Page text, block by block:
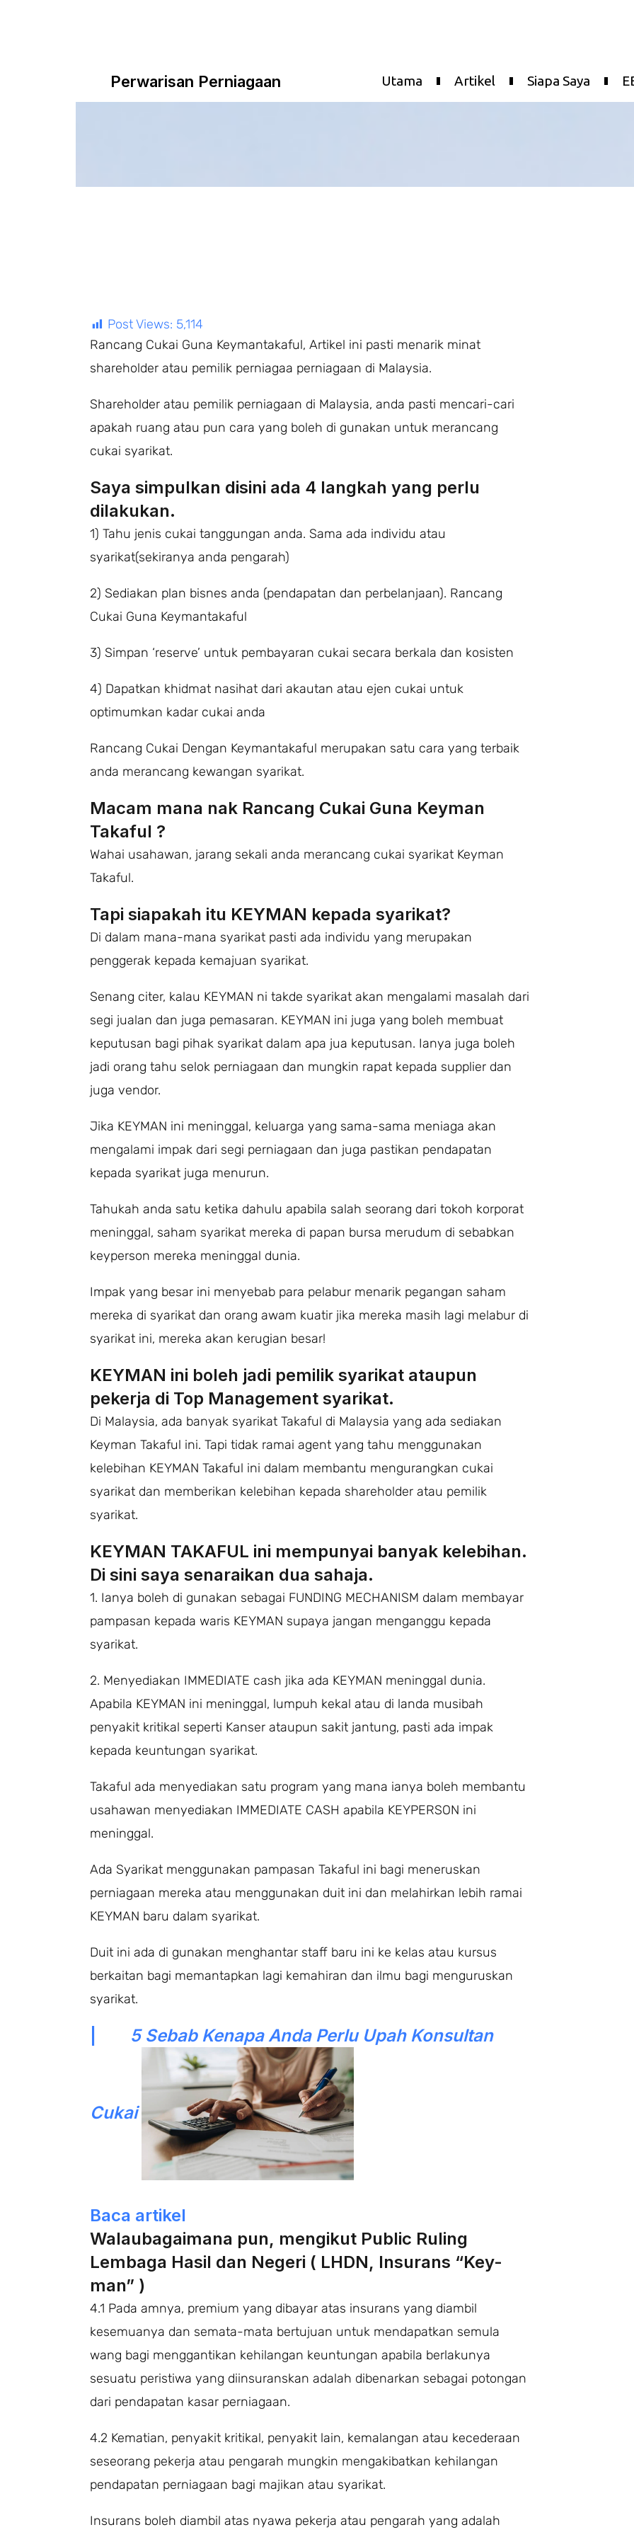
Perwarisan Perniagaan Utama Artikel Siapa Saya
Post Views: 5,114
Rancang Cukai Guna Keymantakaful, Artikel ini pasti menarik minat
shareholder atau pemilik perniagaa perniagaan di Malaysia.
Shareholder atau pemilik perniagaan di Malaysia, anda pasti mencari-cari
apakah ruang atau pun cara yang boleh di gunakan untuk merancang
cukai syarikat.
Saya simpulkan disini ada 4 langkah yang perlu
dilakukan.
1) Tahu jenis cukai tanggungan anda. Sama ada individu atau
syarikat(sekiranya anda pengarah)
2) Sediakan plan bisnes anda (pendapatan dan perbelanjaan). Rancang
Cukai Guna Keymantakaful
3) Simpan ‘reserve’ untuk pembayaran cukai secara berkala dan kosisten
4) Dapatkan khidmat nasihat dari akautan atau ejen cukai untuk
optimumkan kadar cukai anda
Rancang Cukai Dengan Keymantakaful merupakan satu cara yang terbaik
anda merancang kewangan syarikat.
Macam mana nak Rancang Cukai Guna Keyman
Takaful ?
Wahai usahawan, jarang sekali anda merancang cukai syarikat Keyman
Takaful.
Tapi siapakah itu KEYMAN kepada syarikat?
Di dalam mana-mana syarikat pasti ada individu yang merupakan
penggerak kepada kemajuan syarikat.
Senang citer, kalau KEYMAN ni takde syarikat akan mengalami masalah dari
segi jualan dan juga pemasaran. KEYMAN ini juga yang boleh membuat
keputusan bagi pihak syarikat dalam apa jua keputusan. Ianya juga boleh
jadi orang tahu selok perniagaan dan mungkin rapat kepada supplier dan
juga vendor.
Jika KEYMAN ini meninggal, keluarga yang sama-sama meniaga akan
mengalami impak dari segi perniagaan dan juga pastikan pendapatan
kepada syarikat juga menurun.
Tahukah anda satu ketika dahulu apabila salah seorang dari tokoh korporat
meninggal, saham syarikat mereka di papan bursa merudum di sebabkan
keyperson mereka meninggal dunia.
Impak yang besar ini menyebab para pelabur menarik pegangan saham
mereka di syarikat dan orang awam kuatir jika mereka masih lagi melabur di
syarikat ini, mereka akan kerugian besar!
KEYMAN ini boleh jadi pemilik syarikat ataupun
pekerja di Top Management syarikat.
Di Malaysia, ada banyak syarikat Takaful di Malaysia yang ada sediakan
Keyman Takaful ini. Tapi tidak ramai agent yang tahu menggunakan
kelebihan KEYMAN Takaful ini dalam membantu mengurangkan cukai
syarikat dan memberikan kelebihan kepada shareholder atau pemilik
syarikat.
KEYMAN TAKAFUL ini mempunyai banyak kelebihan.
Di sini saya senaraikan dua sahaja.
1. Ianya boleh di gunakan sebagai FUNDING MECHANISM dalam membayar
pampasan kepada waris KEYMAN supaya jangan menganggu kepada
syarikat.
2. Menyediakan IMMEDIATE cash jika ada KEYMAN meninggal dunia.
Apabila KEYMAN ini meninggal, lumpuh kekal atau di landa musibah
penyakit kritikal seperti Kanser ataupun sakit jantung, pasti ada impak
kepada keuntungan syarikat.
Takaful ada menyediakan satu program yang mana ianya boleh membantu
usahawan menyediakan IMMEDIATE CASH apabila KEYPERSON ini
meninggal.
Ada Syarikat menggunakan pampasan Takaful ini bagi meneruskan
perniagaan mereka atau menggunakan duit ini dan melahirkan lebih ramai
KEYMAN baru dalam syarikat.
Duit ini ada di gunakan menghantar staff baru ini ke kelas atau kursus
berkaitan bagi memantapkan lagi kemahiran dan ilmu bagi menguruskan
syarikat.
5 Sebab Kenapa Anda Perlu Upah Konsultan
Cukai
Baca artikel
Walaubagaimana pun, mengikut Public Ruling
Lembaga Hasil dan Negeri ( LHDN, Insurans “Key-
man” )
4.1 Pada amnya, premium yang dibayar atas insurans yang diambil
kesemuanya dan semata-mata bertujuan untuk mendapatkan semula
wang bagi menggantikan kehilangan keuntungan apabila berlakunya
sesuatu peristiwa yang diinsuranskan adalah dibenarkan sebagai potongan
dari pendapatan kasar perniagaan.
4.2 Kematian, penyakit kritikal, penyakit lain, kemalangan atau kecederaan
seseorang pekerja atau pengarah mungkin mengakibatkan kehilangan
pendapatan perniagaan bagi majikan atau syarikat.
Insurans boleh diambil atas nyawa pekerja atau pengarah yang adalah